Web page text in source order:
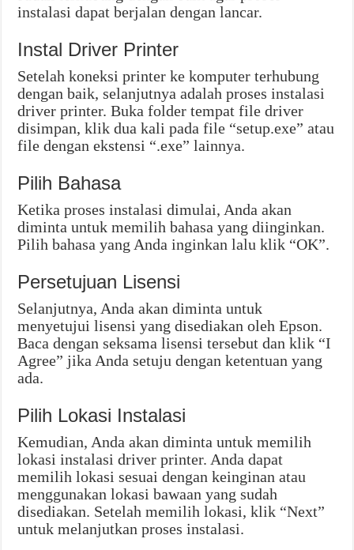
instalasi dapat berjalan dengan lancar.
Instal Driver Printer
Setelah koneksi printer ke komputer terhubung
dengan baik, selanjutnya adalah proses instalasi
driver printer. Buka folder tempat file driver
disimpan, klik dua kali pada file “setup.exe” atau
file dengan ekstensi “.exe” lainnya.
Pilih Bahasa
Ketika proses instalasi dimulai, Anda akan
diminta untuk memilih bahasa yang diinginkan.
Pilih bahasa yang Anda inginkan lalu klik “OK”.
Persetujuan Lisensi
Selanjutnya, Anda akan diminta untuk
menyetujui lisensi yang disediakan oleh Epson.
Baca dengan seksama lisensi tersebut dan klik “I
Agree” jika Anda setuju dengan ketentuan yang
ada.
Pilih Lokasi Instalasi
Kemudian, Anda akan diminta untuk memilih
lokasi instalasi driver printer. Anda dapat
memilih lokasi sesuai dengan keinginan atau
menggunakan lokasi bawaan yang sudah
disediakan. Setelah memilih lokasi, klik “Next”
untuk melanjutkan proses instalasi.